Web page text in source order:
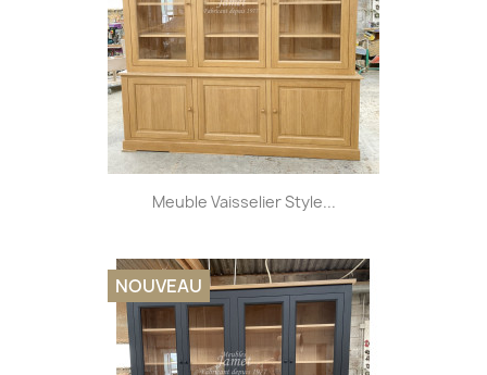
Meuble Vaisselier Style...
NOUVEAU